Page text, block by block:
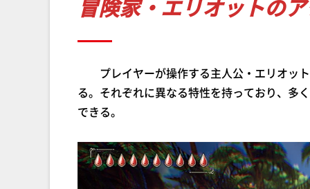
冒険家・エリオットの
プレイヤーが操作する主人公・エリオッ
る。それぞれに異なる特性を持っており、多
できる。